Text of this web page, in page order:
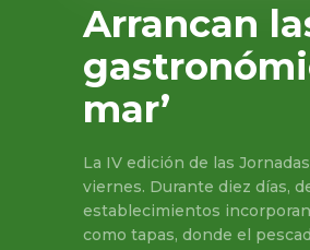
Arrancan
mar’
La IV edición de las
viernes. Durante diez días,
establecimientos
como tapas, donde el